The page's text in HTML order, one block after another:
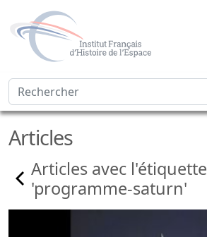
Articles
Articles avec l'étiquette
'programme-saturn'